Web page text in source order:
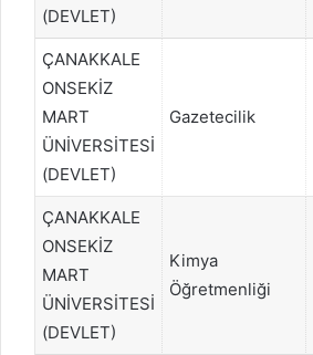
(DEVLET)
ÇANAKKALE
ONSEKİZ
MART
ÜNİVERSİTESİ
(DEVLET)
Gazetecilik
ÇANAKKALE
ONSEKİZ
MART
ÜNİVERSİTESİ
(DEVLET)
Kimya
Öğretmenliği